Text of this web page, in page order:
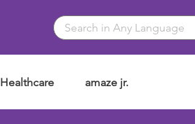
Healthcare amaze jr.